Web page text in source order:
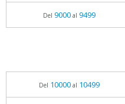
Del 9000al 9499
Del 10000al 10499